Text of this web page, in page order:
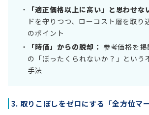
「適正価格以上に高い」と思わせな
ドを守りつつ、ローコスト層を取り
のポイント
「時価」からの脱却： 参考価格を
の「ぼったくられないか？」という
手法
3. 取りこぼしをゼロにする「全方位マ